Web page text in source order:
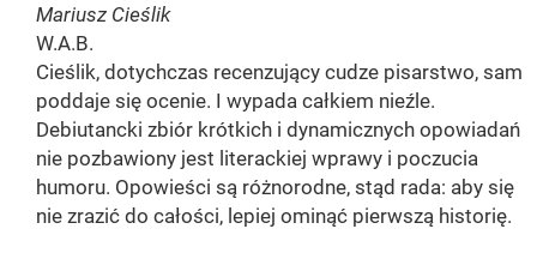
Mariusz Cieślik
W.A.B.
Cieślik, dotychczas recenzujący cudze pisarstwo, sam
poddaje się ocenie. I wypada całkiem nieźle.
Debiutancki zbiór krótkich i dynamicznych opowiadań
nie pozbawiony jest literackiej wprawy i poczucia
humoru. Opowieści są różnorodne, stąd rada: aby się
nie zrazić do całości, lepiej ominąć pierwszą historię.